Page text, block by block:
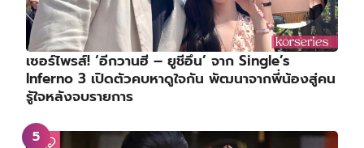
เซอร์ไพรส์! ‘อีกวานฮี – ยูชีอึน’ จาก Single’s
Inferno 3 เปิดตัวคบหาดูใจกัน พัฒนาจากพี่น้องสู่คน
รู้ใจหลังจบรายการ